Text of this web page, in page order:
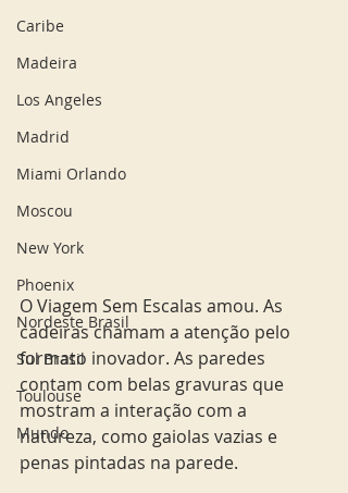
Caribe
Madeira
Los Angeles
Madrid
Miami Orlando
Moscou
New York
Phoenix
Nordeste Brasil
Sul Brasil
Toulouse
Mundo
O Viagem Sem Escalas amou. As
cadeiras chamam a atenção pelo
formato inovador. As paredes
contam com belas gravuras que
mostram a interação com a
natureza, como gaiolas vazias e
penas pintadas na parede.